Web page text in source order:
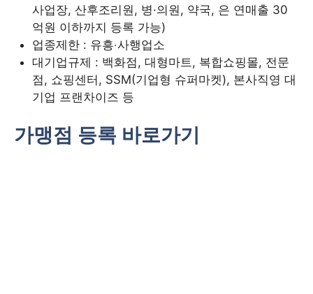
사업장, 산후조리원, 병·의원, 약국, 은 연매출 30
억원 이하까지 등록 가능)
업종제한 : 유흥‧사행업소
대기업규제 : 백화점, 대형마트, 복합쇼핑몰, 전문
점, 쇼핑센터, SSM(기업형 슈퍼마켓), 본사직영 대
기업 프랜차이즈 등
가맹점 등록 바로가기